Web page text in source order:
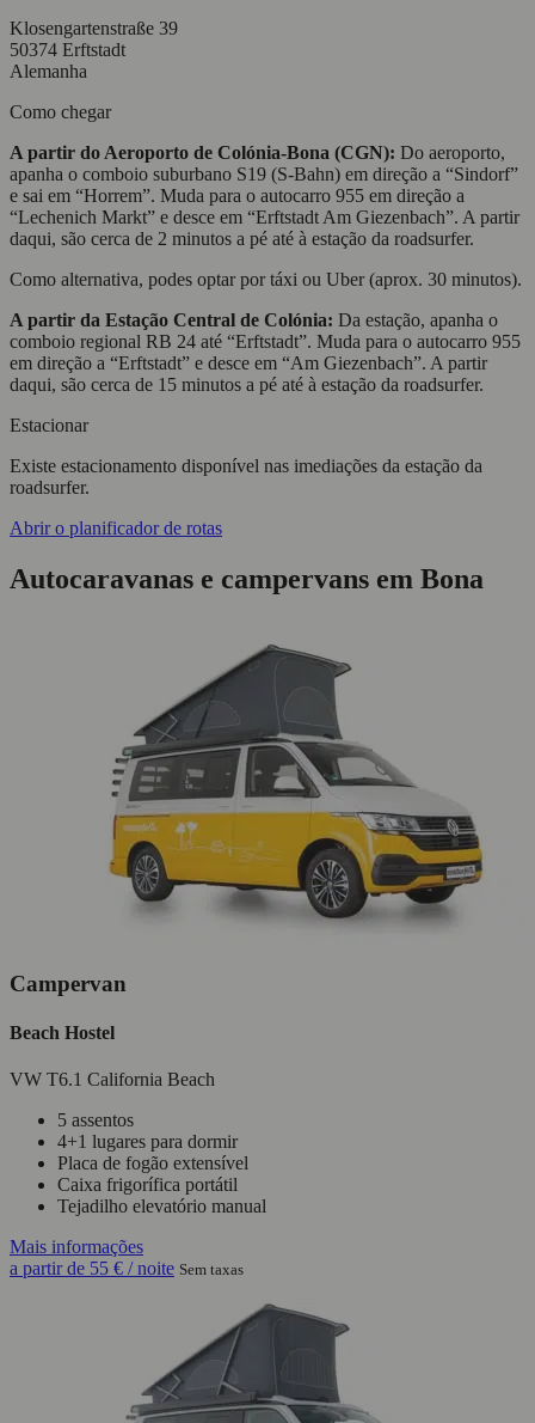
Klosengartenstraße 39
50374 Erftstadt
Alemanha
Como chegar
A partir do Aeroporto de Colónia-Bona (CGN): Do aeroporto,
apanha o comboio suburbano S19 (S-Bahn) em direção a “Sindorf”
e sai em “Horrem”. Muda para o autocarro 955 em direção a
“Lechenich Markt” e desce em “Erftstadt Am Giezenbach”. A partir
daqui, são cerca de 2 minutos a pé até à estação da roadsurfer.
Como alternativa, podes optar por táxi ou Uber (aprox. 30 minutos).
A partir da Estação Central de Colónia: Da estação, apanha o
comboio regional RB 24 até “Erftstadt”. Muda para o autocarro 955
em direção a “Erftstadt” e desce em “Am Giezenbach”. A partir
daqui, são cerca de 15 minutos a pé até à estação da roadsurfer.
Estacionar
Existe estacionamento disponível nas imediações da estação da
roadsurfer.
Abrir o planificador de rotas
Autocaravanas e campervans em Bona
Campervan
Beach Hostel
VW T6.1 California Beach
5 assentos
4+1 lugares para dormir
Placa de fogão extensível
Caixa frigorífica portátil
Tejadilho elevatório manual
Mais informações
a partir de 55 € / noite Sem taxas